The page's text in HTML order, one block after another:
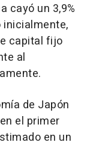
cayó un 3,9%
capital fijo
al
de Japón
el primer
en un